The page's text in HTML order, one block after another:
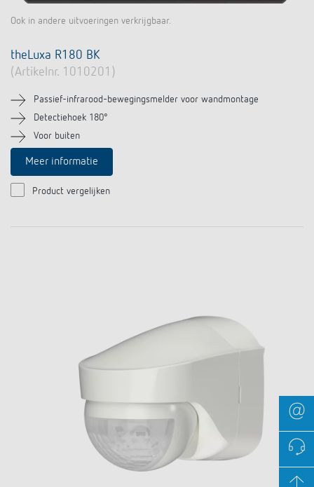
Ook in andere uitvoeringen verkrijgbaar.
theLuxa R180 BK
(Artikelnr. 1010201)
Passief-infrarood-bewegingsmelder voor wandmontage
Detectiehoek 180°
Voor buiten
Meer informatie
Product vergelijken